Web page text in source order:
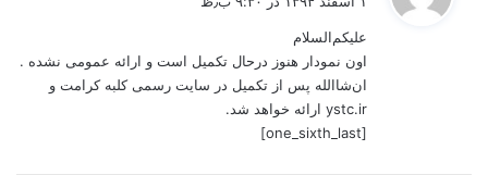
علیکم‌السلام
اون نمودار هنوز درحال تکمیل است و ارائه عمومی نشده .
ان‌شاالله پس از تکمیل در سایت رسمی کلبه کرامت و
ystc.ir ارائه خواهد شد.
[one_sixth_last]